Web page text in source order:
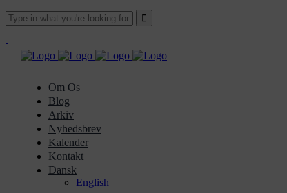
Om Os
Blog
Arkiv
Nyhedsbrev
Kalender
Kontakt
Dansk
English